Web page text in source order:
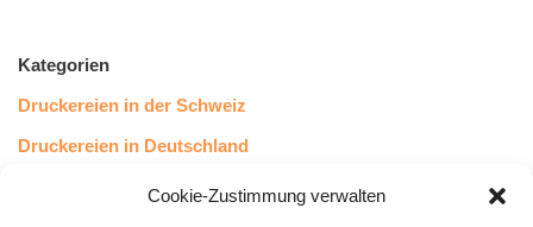
Cookie-Zustimmung verwalten
Kategorien
Druckereien in der Schweiz
Druckereien in Deutschland
Druckereien in Österreich